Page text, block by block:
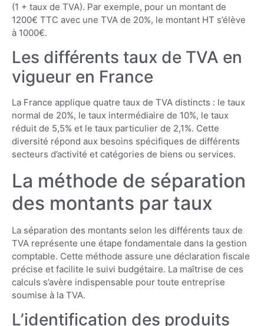
(1 + taux de TVA). Par exemple, pour un montant de
1200€ TTC avec une TVA de 20%, le montant HT s’élève
à 1000€.
Les différents taux de TVA en
vigueur en France
La France applique quatre taux de TVA distincts : le taux
normal de 20%, le taux intermédiaire de 10%, le taux
réduit de 5,5% et le taux particulier de 2,1%. Cette
diversité répond aux besoins spécifiques de différents
secteurs d’activité et catégories de biens ou services.
La méthode de séparation
des montants par taux
La séparation des montants selon les différents taux de
TVA représente une étape fondamentale dans la gestion
comptable. Cette méthode assure une déclaration fiscale
précise et facilite le suivi budgétaire. La maîtrise de ces
calculs s’avère indispensable pour toute entreprise
soumise à la TVA.
L’identification des produits